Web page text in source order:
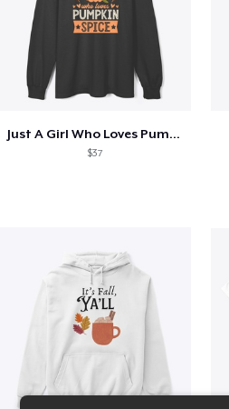
Just A Girl Who Loves Pumpkin Spice
$37